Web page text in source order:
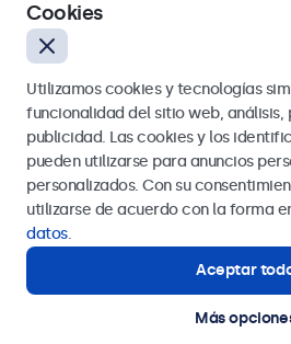
4.8/5 la valoración de
Español
© 2026
Enviar
Estamos aquí para ayudarte.
Cookies
Utilizamos cookies y tecnologías
funcionalidad del sitio web, análisis,
publicidad. Las cookies y los
pueden utilizarse para anuncios
personalizados. Con su
utilizarse de acuerdo con la forma
datos.
Aceptar
Más